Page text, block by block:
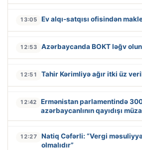
13:05 Ev alqı-satqısı ofisindən
12:53 Azərbaycanda BOKT ləğv
12:51 Tahir Kərimliyə ağır itki üz
12:42
Ermənistan parlamentində
azərbaycanlının qayıdışı
12:27
Natiq Cəfərli: “Vergi
olmalıdır”